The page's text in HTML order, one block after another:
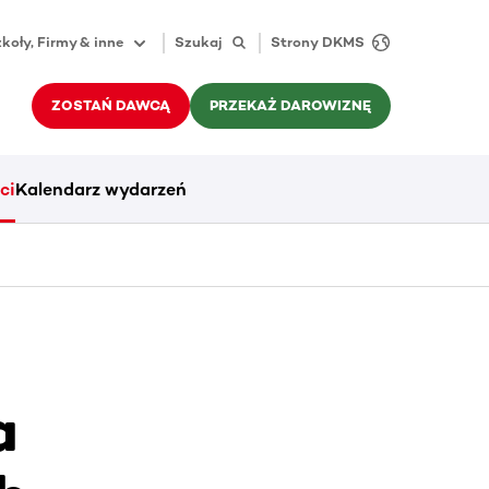
Firmy & inne Szukaj Strony DKMS
ZOSTAŃ DAWCĄ PRZEKAŻ DAROWIZNĘ
Kalendarz wydarzeń